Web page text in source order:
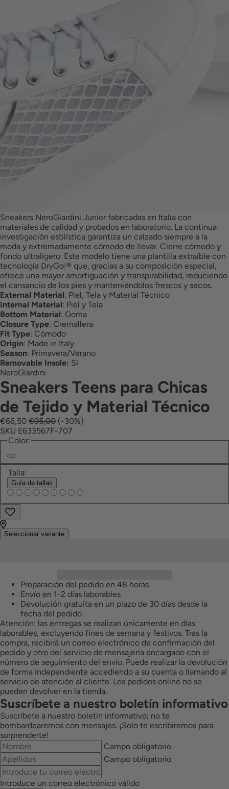
Sneakers NeroGiardini Junior fabricadas en Italia con
materiales de calidad y probados en laboratorio. La continua
investigación estilística garantiza un calzado siempre a la
moda y extremadamente cómodo de llevar. Cierre cómodo y
fondo ultraligero. Este modelo tiene una plantilla extraíble con
tecnología DryGo!® que, gracias a su composición especial,
ofrece una mayor amortiguación y transpirabilidad, reduciendo
el cansancio de los pies y manteniéndolos frescos y secos.
External Material: Piel, Tela y Material Técnico
Internal Material: Piel y Tela
Bottom Material: Goma
Closure Type: Cremallera
Fit Type: Cómodo
Origin: Made in Italy
Season: Primavera/Verano
Removable Insole: Sí
NeroGiardini
Sneakers Teens para Chicas
de Tejido y Material Técnico
€66,50 €95,00 (-30%)
SKU E633567F-707
Color:
Talla:
Guía de tallas
Añadir
a
en
tienda
Seleccionar variante
Preparación del pedido en 48 horas
Envío en 1-2 días laborables
Devolución gratuita en un plazo de 30 días desde la
fecha del pedido
Atención: las entregas se realizan únicamente en días
laborables, excluyendo fines de semana y festivos. Tras la
compra, recibirá un correo electrónico de confirmación del
pedido y otro del servicio de mensajería encargado con el
número de seguimiento del envío. Puede realizar la devolución
de forma independiente accediendo a su cuenta o llamando al
servicio de atención al cliente. Los pedidos online no se
pueden devolver en la tienda.
Suscríbete a nuestro boletín informativo
Suscríbete a nuestro boletín informativo; no te
bombardearemos con mensajes. ¡Solo te escribiremos para
sorprenderte!
Campo obligatorio
Campo obligatorio
Introduce un correo electrónico válido